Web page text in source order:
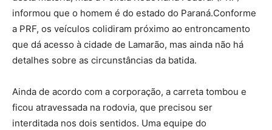
informou que o homem é do estado do Paraná.Conforme
a PRF, os veículos colidiram próximo ao entroncamento
que dá acesso à cidade de Lamarão, mas ainda não há
detalhes sobre as circunstâncias da batida.
Ainda de acordo com a corporação, a carreta tombou e
ficou atravessada na rodovia, que precisou ser
interditada nos dois sentidos. Uma equipe do